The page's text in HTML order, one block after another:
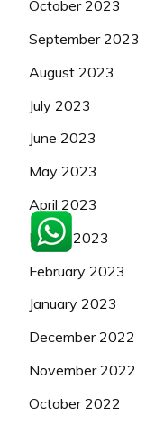
October 2023
September 2023
August 2023
July 2023
June 2023
May 2023
April 2023
March 2023
February 2023
January 2023
December 2022
November 2022
October 2022